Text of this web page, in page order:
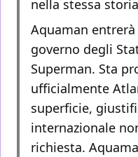
nella stessa
Aquaman
governo degli
Superman. Sta
ufficialmente
superficie,
internazionale
richiesta.